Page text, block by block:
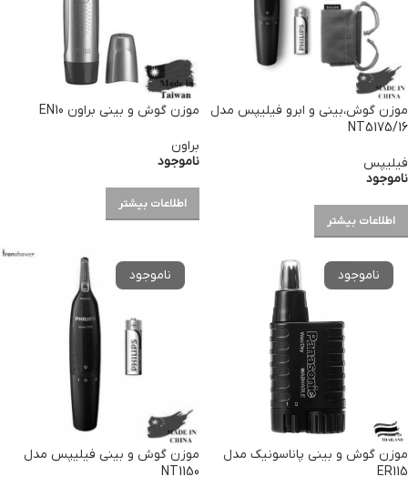
موزن گوش،بینی و ابرو فیلیپس مدل
NT5175/16
فیلیپس
ناموجود
اطلاعات بیشتر
موزن گوش و بینی براون EN10
براون
ناموجود
اطلاعات بیشتر
موزن گوش و بینی پاناسونیک مدل
ER115
موزن گوش و بینی فیلیپس مدل
NT1150